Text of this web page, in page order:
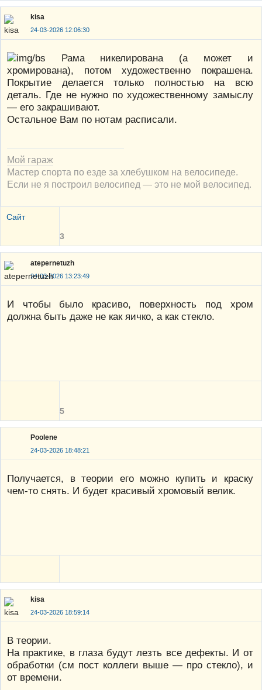
kisa
24-03-2026 12:06:30
Рама никелирована (а может и
хромирована), потом художественно покрашена.
Покрытие делается только полностью на всю
деталь. Где не нужно по художественному замыслу
— его закрашивают.
Остальное Вам по нотам расписали.
Мой гараж
Мастер спорта по езде за хлебушком на велосипеде.
Если не я построил велосипед — это не мой велосипед.
Сайт
3
atepernetuzh
24-03-2026 13:23:49
И чтобы было красиво, поверхность под хром
должна быть даже не как яичко, а как стекло.
5
Poolene
24-03-2026 18:48:21
Получается, в теории его можно купить и краску
чем-то снять. И будет красивый хромовый велик.
kisa
24-03-2026 18:59:14
В теории.
На практике, в глаза будут лезть все дефекты. И от
обработки (см пост коллеги выше — про стекло), и
от времени.